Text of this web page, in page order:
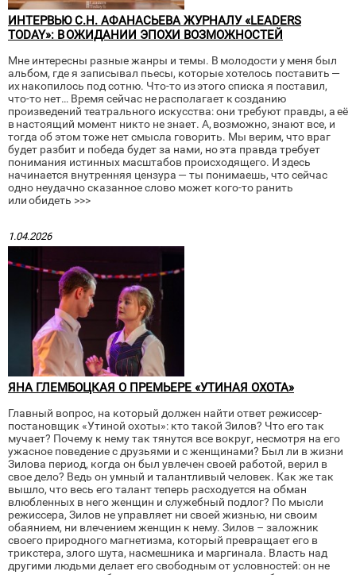
ИНТЕРВЬЮ С.Н. АФАНАСЬЕВА ЖУРНАЛУ «LEADERS
TODAY»: В ОЖИДАНИИ ЭПОХИ ВОЗМОЖНОСТЕЙ
Мне интересны разные жанры и темы. В молодости у меня был
альбом, где я записывал пьесы, которые хотелось поставить —
их накопилось под сотню. Что-то из этого списка я поставил,
что-то нет… Время сейчас не располагает к созданию
произведений театрального искусства: они требуют правды, а её
в настоящий момент никто не знает. А, возможно, знают все, и
тогда об этом тоже нет смысла говорить. Мы верим, что враг
будет разбит и победа будет за нами, но эта правда требует
понимания истинных масштабов происходящего. И здесь
начинается внутренняя цензура — ты понимаешь, что сейчас
одно неудачно сказанное слово может кого-то ранить
или обидеть >>>
1.04.2026
ЯНА ГЛЕМБОЦКАЯ О ПРЕМЬЕРЕ «УТИНАЯ ОХОТА»
Главный вопрос, на который должен найти ответ режиссер-
постановщик «Утиной охоты»: кто такой Зилов? Что его так
мучает? Почему к нему так тянутся все вокруг, несмотря на его
ужасное поведение с друзьями и с женщинами? Был ли в жизни
Зилова период, когда он был увлечен своей работой, верил в
свое дело? Ведь он умный и талантливый человек. Как же так
вышло, что весь его талант теперь расходуется на обман
влюбленных в него женщин и служебный подлог? По мысли
режиссера, Зилов не управляет ни своей жизнью, ни своим
обаянием, ни влечением женщин к нему. Зилов – заложник
своего природного магнетизма, который превращает его в
трикстера, злого шута, насмешника и маргинала. Власть над
другими людьми делает его свободным от условностей: он не